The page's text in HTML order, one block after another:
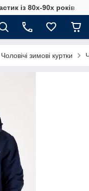
із 80х-90х років
Чоловічі зимові куртки